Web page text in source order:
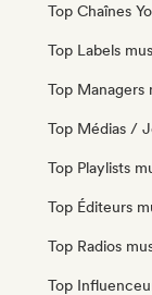
Top Chaînes
Top Labels
Top Managers
Top Médias /
Top Playlists
Top Éditeurs
Top Radios
Top